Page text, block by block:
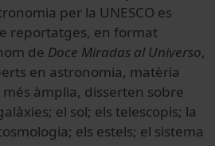
per la UNESCO es
reportatges, en format
de Doce Miradas al Universo,
en astronomia, matèria
àmplia, disserten sobre
el sol; els telescopis; la
els estels; el sistema